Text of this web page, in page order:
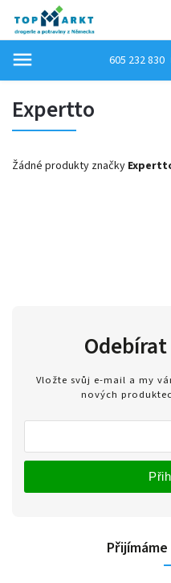
605 232 830
Expertto
Žádné produkty značky
Vložte svůj e-mail a my
nových